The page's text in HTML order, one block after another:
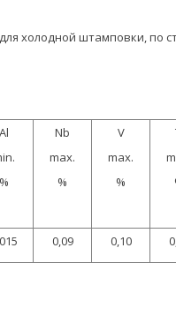
холодной штамповки, по
Al
%
Nb
max.
%
V
max.
%
0,09 0,10